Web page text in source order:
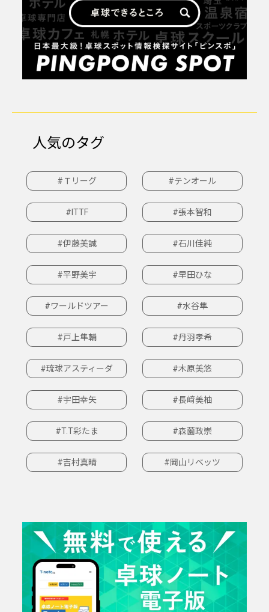
人気のタグ
#Ｔリーグ #テンオール
#ITTF #張本智和
#伊藤美誠 #石川佳純
#平野美宇 #早田ひな
#ワールドツアー #水谷隼
#戸上隼輔 #丹羽孝希
#琉球アスティーダ #木原美悠
#宇田幸矢 #長﨑美柚
#T.T彩たま #森薗政崇
#吉村真晴 #岡山リベッツ